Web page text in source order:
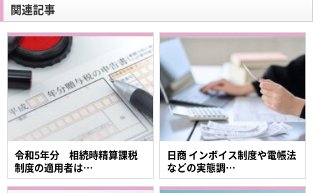
関連記事
日商 インボイス制度や電帳法
などの実態調…
令和5年分 相続時精算課税
制度の適用者は…